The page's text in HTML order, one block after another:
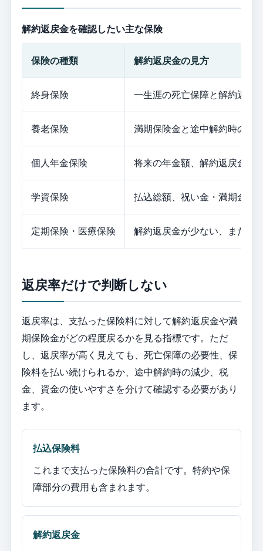
解約返戻金を確認したい主な保険
保険の種類 解約返戻金の見方
終身保険 一生涯の死亡保障と解約返戻
養老保険 満期保険金と途中解約時の返
個人年金保険 将来の年金額、解約返戻金、
学資保険 払込総額、祝い金・満期金、
定期保険・医療保険 解約返戻金が少ない、または
返戻率だけで判断しない
返戻率は、支払った保険料に対して解約返戻金や満
期保険金がどの程度戻るかを見る指標です。ただ
し、返戻率が高く見えても、死亡保障の必要性、保
険料を払い続けられるか、途中解約時の減少、税
金、資金の使いやすさを分けて確認する必要があり
ます。
払込保険料
これまで支払った保険料の合計です。特約や保
障部分の費用も含まれます。
解約返戻金